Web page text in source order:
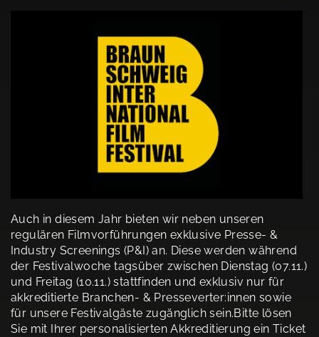
Auch in diesem Jahr bieten wir neben unseren
regulären Filmvorführungen exklusive Presse- &
Industry Screenings (P&I) an. Diese werden während
der Festivalwoche tagsüber zwischen Dienstag (07.11.)
und Freitag (10.11.) stattfinden und exklusiv nur für
akkreditierte Branchen- & Presseverter:innen sowie
für unsere Festivalgäste zugänglich sein.Bitte lösen
Sie mit Ihrer personalisierten Akkreditierung ein Ticket